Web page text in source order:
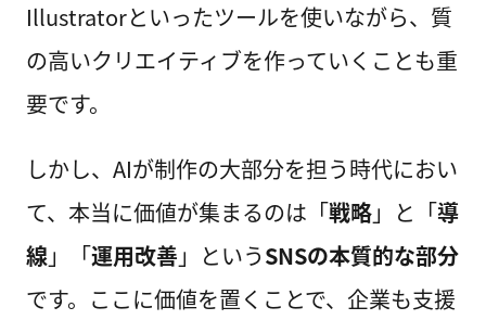
Illustratorといったツールを使いながら、質
の高いクリエイティブを作っていくことも重
要です。
しかし、AIが制作の大部分を担う時代におい
て、本当に価値が集まるのは「戦略」と「導
線」「運用改善 」というSNSの本質的な部分
です。ここに価値を置くことで、企業も支援